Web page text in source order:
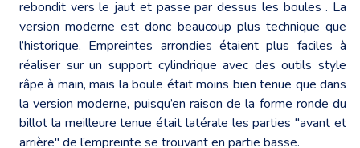
rebondit vers le jaut et passe par dessus les boules . La
version moderne est donc beaucoup plus technique que
l’historique. Empreintes arrondies étaient plus faciles à
réaliser sur un support cylindrique avec des outils style
râpe à main, mais la boule était moins bien tenue que dans
la version moderne, puisqu’en raison de la forme ronde du
billot la meilleure tenue était latérale les parties "avant et
arrière" de l’empreinte se trouvant en partie basse.